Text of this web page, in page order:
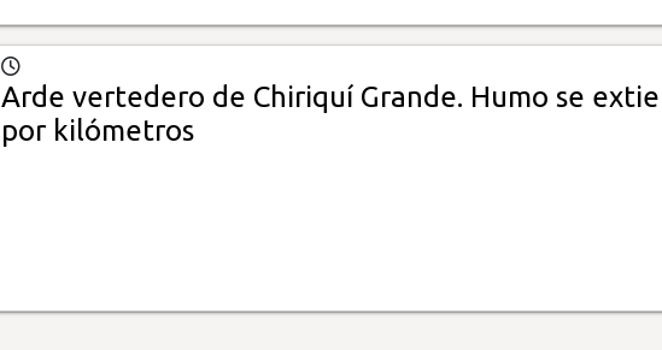
Arde vertedero de Chiriquí Grande. Humo se
por kilómetros